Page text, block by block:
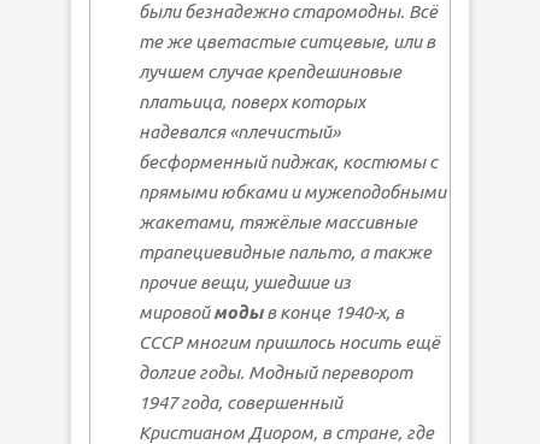
были безнадежно старомодны. Всё
те же цветастые ситцевые, или в
лучшем случае крепдешиновые
платьица, поверх которых
надевался «плечистый»
бесформенный пиджак, костюмы с
прямыми юбками и мужеподобными
жакетами, тяжёлые массивные
трапециевидные пальто, а также
прочие вещи, ушедшие из
мировоймодыв конце 1940-х, в
СССР многим пришлось носить ещё
долгие годы. Модный переворот
1947 года, совершенный
Кристианом Диором, в стране, где